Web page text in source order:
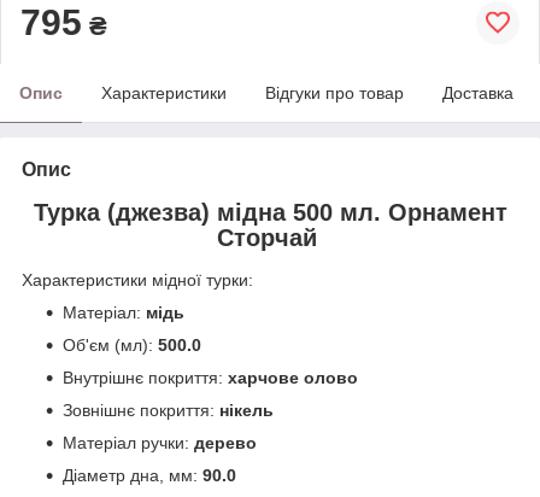
795 ₴
Опис Характеристики Відгуки про товар Доставка
Опис
Турка (джезва) мідна 500 мл. Орнамент
Сторчай
Характеристики мідної турки:
Матеріал: мідь
Об'єм (мл): 500.0
Внутрішнє покриття: харчове олово
Зовнішнє покриття: нікель
Матеріал ручки: дерево
Діаметр дна, мм: 90.0